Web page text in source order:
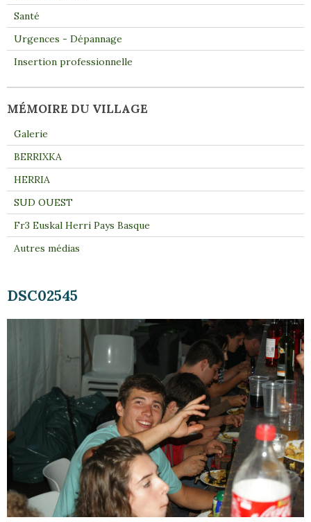
DSC02545
Santé
Urgences - Dépannage
Insertion professionnelle
MÉMOIRE DU VILLAGE
Galerie
BERRIXKA
HERRIA
SUD OUEST
Fr3 Euskal Herri Pays Basque
Autres médias